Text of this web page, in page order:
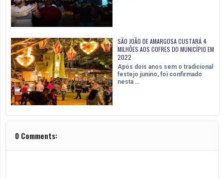
SÃO JOÃO DE AMARGOSA CUSTARÁ 4
MILHÕES AOS COFRES DO MUNICÍPIO EM
2022
Após dois anos sem o tradicional
festejo junino, foi confirmado
nesta …
0 Comments: